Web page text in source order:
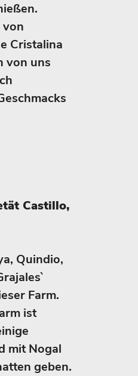
von
Cristalina
von uns
Castillo,
Quindio,
Farm.
ist
mit Nogal
geben.